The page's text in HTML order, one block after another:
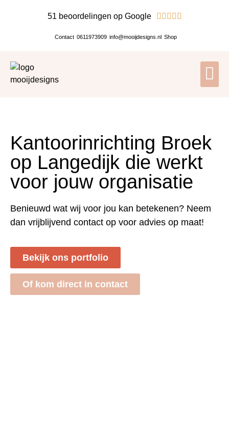
51 beoordelingen op Google     
Contact 0611973909 info@mooijdesigns.nl Shop
Kantoorinrichting Broek
op Langedijk die werkt
voor jouw organisatie
Benieuwd wat wij voor jou kan betekenen? Neem
dan vrijblijvend contact op voor advies op maat!
Bekijk ons portfolio
Of kom direct in contact